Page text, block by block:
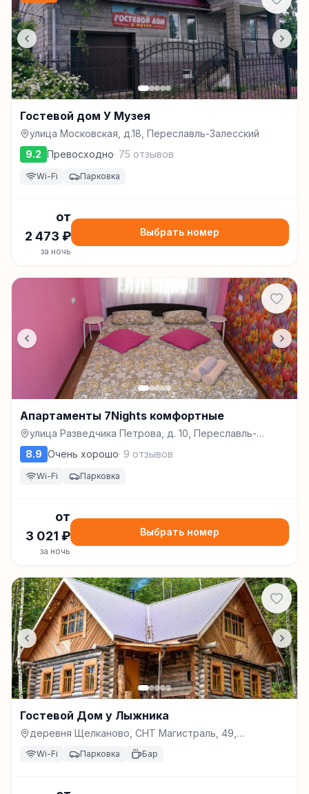
Гостевой дом У Музея
улица Московская, д.18, Переславль-Залесский
9.2 Превосходно· 75 отзывов
Wi-Fi Парковка
от
2 473 ₽
за ночь
Выбрать номер
Апартаменты 7Nights комфортные
улица Разведчика Петрова, д. 10, Переславль-
Залесский
8.9 Очень хорошо· 9 отзывов
Wi-Fi Парковка
от
3 021 ₽
за ночь
Выбрать номер
Гостевой Дом у Лыжника
деревня Щелканово, СНТ Магистраль, 49,
Переславль-Залесский
Wi-Fi Парковка Бар